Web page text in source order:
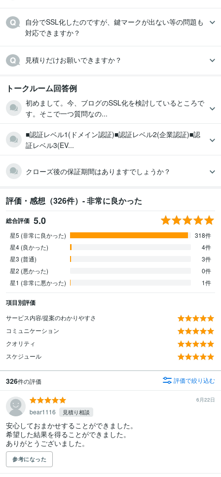
自分でSSL化したのですが、鍵マークが出ない等の問題も
対応できますか？
見積りだけお願いできますか？
トークルーム回答例
初めまして。今、ブログのSSL化を検討しているところで
す。そこで一つ質問なの...
■認証レベル1(ドメイン認証)■認証レベル2(企業認証)■認
証レベル3(EV...
クローズ後の保証期間はありますでしょうか？
評価・感想（326件）- 非常に良かった
総合評価 5.0
星5 (非常に良かった)
318件
星4 (良かった)
4件
星3 (普通)
3件
星2 (悪かった)
0件
星1 (非常に悪かった)
1件
項目別評価
サービス内容/提案のわかりやすさ
コミュニケーション
クオリティ
スケジュール
326件の評価 評価で絞り込む
6月22日
bear1116 見積り相談
安心しておまかせすることができました。
希望した結果を得ることができました。
ありがとうございました。
参考になった